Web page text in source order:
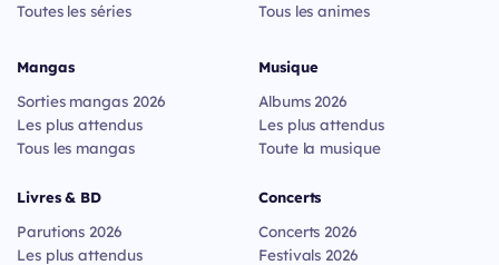
Toutes les séries
Tous les animes
Mangas
Sorties mangas 2026
Les plus attendus
Tous les mangas
Livres & BD
Parutions 2026
Les plus attendus
Musique
Albums 2026
Les plus attendus
Toute la musique
Concerts
Concerts 2026
Festivals 2026